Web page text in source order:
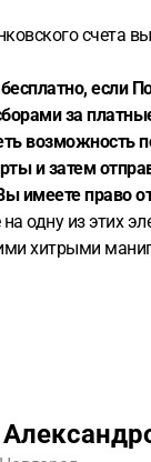
анкетные
документов,
было указано
задержкой и
§ 5
за
или
перебои в
счета
если
за
возможность
и затем
имеете право
одну из этих
хитрыми